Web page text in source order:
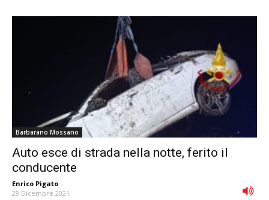
Barbarano Mossano
Auto esce di strada nella notte, ferito il
conducente
Enrico Pigato -
28 Dicembre 2021